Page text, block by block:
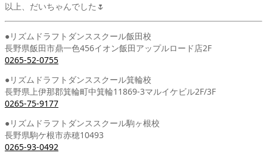
以上、だいちゃんでした🌷
●リズムドラフトダンススクール飯田校
長野県飯田市鼎一色456イオン飯田アップルロード店2F
0265-52-0755
●リズムドラフトダンススクール箕輪校
長野県上伊那郡箕輪町中箕輪11869-3マルイケビル2F/3F
0265-75-9177
●リズムドラフトダンススクール駒ヶ根校
長野県駒ケ根市赤穂10493
0265-93-0492